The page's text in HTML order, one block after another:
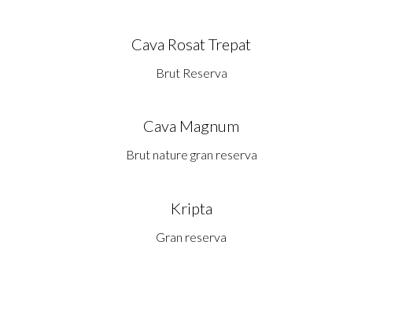
Cava Rosat Trepat
Brut Reserva
Cava Magnum
Brut nature gran reserva
Kripta
Gran reserva